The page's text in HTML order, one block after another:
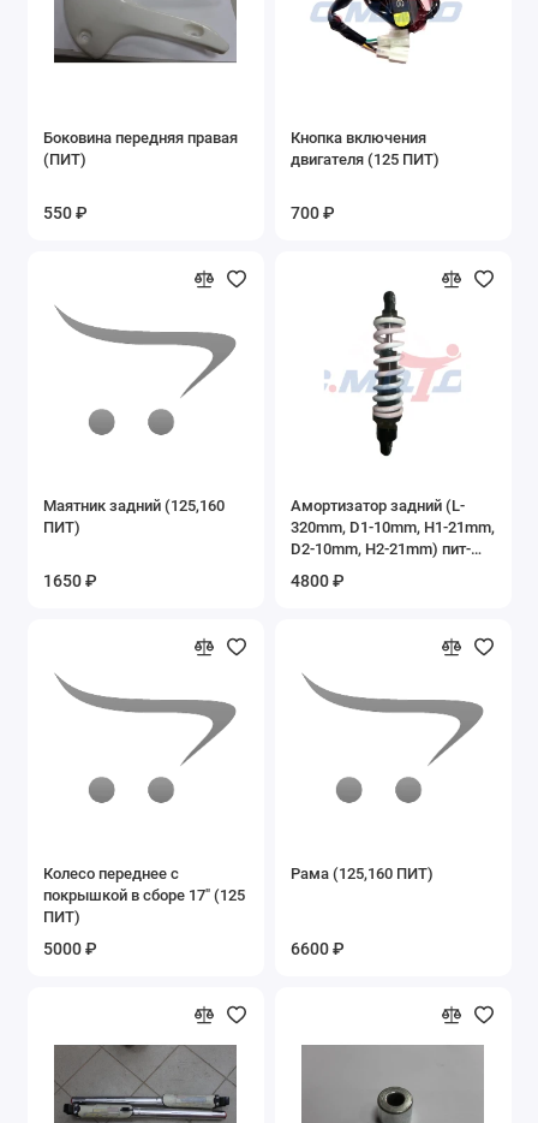
Запасные части к двигателю 1P52FMH-3D
Запасные части к двигателю 4T 139FMB
(Alfa, Delta)
Запасные части к двигателю 4Т
Запасные части к двигателю 4Т 139QMB
Запасные части к двигателю 4Т 158QMJ
Запасные части к детским электромобилям
Запасные части к снегоходам Snowmax,
Запасные части на Bajaj
Запасные части на Suzuki
Запасные части на беговелы
Запасные части на велосипеды
Запасные части на двигатель 2V49FMM
Запасные части на миниквадроцикл
безниновый XW-A
Запасные части на минимото
KXD701A,708А,008А
Боковина передняя правая
(ПИТ)
550 ₽
Кнопка включения
двигателя (125 ПИТ)
700 ₽
Маятник задний (125,160
ПИТ)
1650 ₽
Амортизатор задний (L-
320mm, D1-10mm, H1-21mm,
D2-10mm, H2-21mm) пит-
4800 ₽
Колесо переднее с
покрышкой в сборе 17" (125
ПИТ)
5000 ₽
Рама (125,160 ПИТ)
6600 ₽